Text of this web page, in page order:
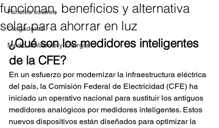
Paneles solares
Cargadores
Medio ambiente y Energía
funcionan, beneficios y alternativa
solar para ahorrar en luz
¿Qué son los medidores inteligentes
de la CFE?
En un esfuerzo por modernizar la infraestructura eléctrica
del país, la Comisión Federal de Electricidad (CFE) ha
iniciado un operativo nacional para sustituir los antiguos
medidores analógicos por medidores inteligentes. Estos
nuevos dispositivos están diseñados para optimizar la